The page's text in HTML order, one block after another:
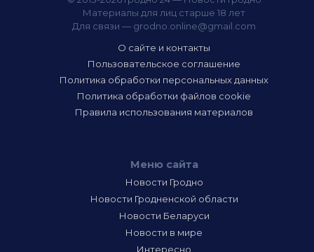
Материалы для лиц старше 18 лет
Для связи — grodno.online@gmail.com
О сайте и контакты
Пользовательское соглашение
Политика обработки персональных данных
Политика обработки файлов cookie
Правила использования материалов
Меню сайта
Новости Гродно
Новости Гродненской области
Новости Беларуси
Новости в мире
Интересно